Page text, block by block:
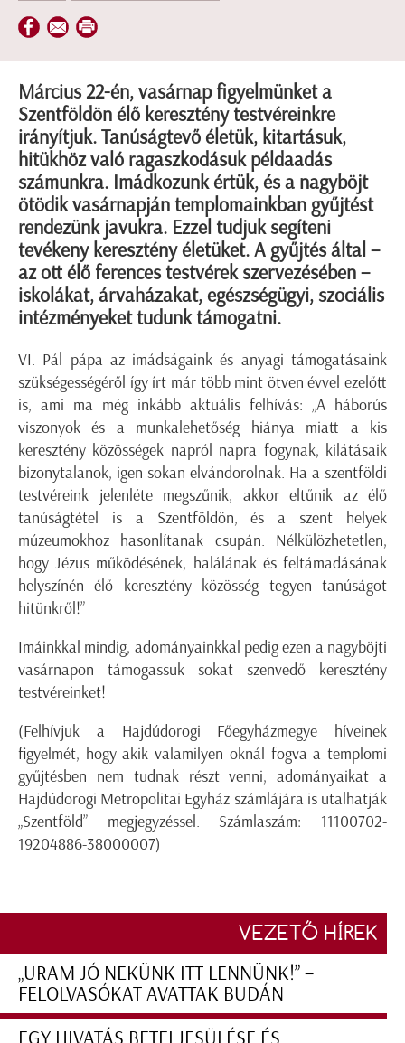
Március 22-én, vasárnap figyelmünket a
Szentföldön élő keresztény testvéreinkre
irányítjuk. Tanúságtevő életük, kitartásuk,
hitükhöz való ragaszkodásuk példaadás
számunkra. Imádkozunk értük, és a nagyböjt
ötödik vasárnapján templomainkban gyűjtést
rendezünk javukra. Ezzel tudjuk segíteni
tevékeny keresztény életüket. A gyűjtés által –
az ott élő ferences testvérek szervezésében –
iskolákat, árvaházakat, egészségügyi, szociális
intézményeket tudunk támogatni.
VI. Pál pápa az imádságaink és anyagi támogatásaink
szükségességéről így írt már több mint ötven évvel ezelőtt
is, ami ma még inkább aktuális felhívás: „A háborús
viszonyok és a munkalehetőség hiánya miatt a kis
keresztény közösségek napról napra fogynak, kilátásaik
bizonytalanok, igen sokan elvándorolnak. Ha a szentföldi
testvéreink jelenléte megszűnik, akkor eltűnik az élő
tanúságtétel is a Szentföldön, és a szent helyek
múzeumokhoz hasonlítanak csupán. Nélkülözhetetlen,
hogy Jézus működésének, halálának és feltámadásának
helyszínén élő keresztény közösség tegyen tanúságot
hitünkről!”
Imáinkkal mindig, adományainkkal pedig ezen a nagyböjti
vasárnapon támogassuk sokat szenvedő keresztény
testvéreinket!
(Felhívjuk a Hajdúdorogi Főegyházmegye híveinek
figyelmét, hogy akik valamilyen oknál fogva a templomi
gyűjtésben nem tudnak részt venni, adományaikat a
Hajdúdorogi Metropolitai Egyház számlájára is utalhatják
„Szentföld” megjegyzéssel. Számlaszám: 11100702-
19204886-38000007)
VEZETŐ HÍREK
„URAM JÓ NEKÜNK ITT LENNÜNK!” –
FELOLVASÓKAT AVATTAK BUDÁN